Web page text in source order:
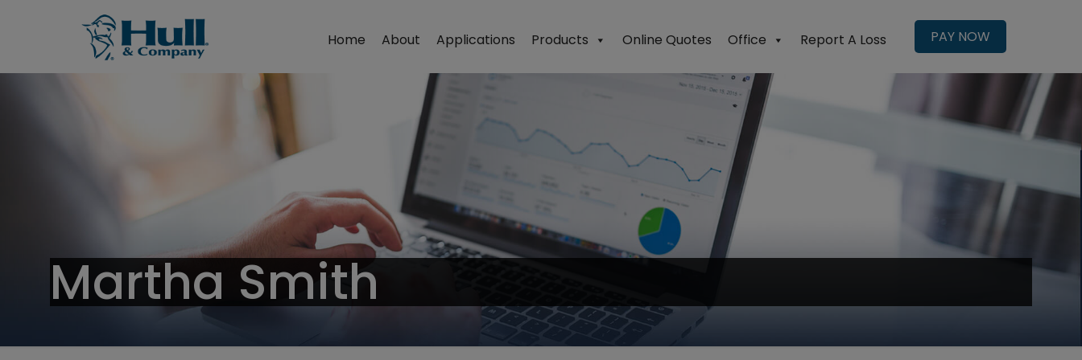
Home About Applications Products Online Quotes Office Report A Loss PAY NOW
Martha Smith